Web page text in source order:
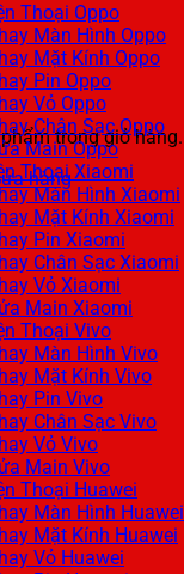
trong giỏ hàng.
hàng
Thoại Oppo
Màn Hình Oppo
Mặt Kính Oppo
Pin Oppo
Vỏ Oppo
Chân Sạc Oppo
Main Oppo
Thoại Xiaomi
Màn Hình Xiaomi
Mặt Kính Xiaomi
Pin Xiaomi
Chân Sạc Xiaomi
Vỏ Xiaomi
Main Xiaomi
Thoại Vivo
Màn Hình Vivo
Mặt Kính Vivo
Pin Vivo
Chân Sạc Vivo
Vỏ Vivo
Main Vivo
Thoại Huawei
Màn Hình Huawei
Mặt Kính Huawei
Vỏ Huawei